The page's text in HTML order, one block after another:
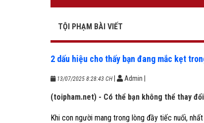
TỘI PHẠM BÀI VIẾT
2 dấu hiệu cho thấy bạn đang mắc kẹt
13/07/2025 8:28:43 CH Admin
(toipham.net) - Có thể bạn không thể thay
Khi con người mang trong lòng đầy tiếc nuối,